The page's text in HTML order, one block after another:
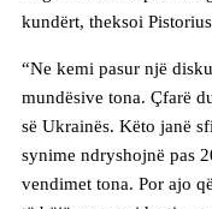
kundërt, theksoi
“Ne kemi pasur një
mundësive tona. Çfarë
së Ukrainës. Këto janë
synime ndryshojnë pas
vendimet tona. Por ajo